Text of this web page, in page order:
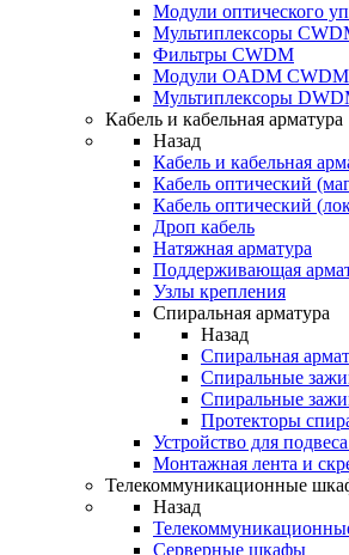
Модули оптического
Мультиплексоры
Фильтры CWDM
Модули OADM CWDM
Мультиплексоры
Кабель и кабельная арматура
Назад
Кабель и кабельная
Кабель оптический
Кабель оптический
Дроп кабель
Натяжная арматура
Поддерживающая
Узлы крепления
Спиральная арматура
Назад
Спиральная
Спиральные
Спиральные
Протекторы
Устройство для
Монтажная лента и
Телекоммуникационные
Назад
Серверные шкафы